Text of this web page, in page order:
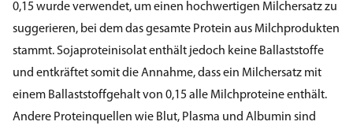
0,15 wurde verwendet, um einen hochwertigen Milchersatz zu
suggerieren, bei dem das gesamte Protein aus Milchprodukten
stammt. Sojaproteinisolat enthält jedoch keine Ballaststoffe
und entkräftet somit die Annahme, dass ein Milchersatz mit
einem Ballaststoffgehalt von 0,15 alle Milchproteine enthält.
Andere Proteinquellen wie Blut, Plasma und Albumin sind